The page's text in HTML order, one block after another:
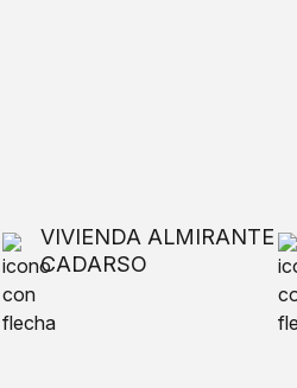
VIVIENDA ALMIRANTE
CADARSO